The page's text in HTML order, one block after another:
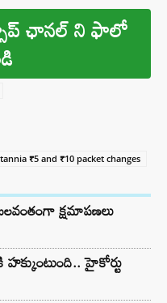
ఛానల్ ని ఫాలో
₹5 and ₹10 packet changes
క్షమాపణలు
హైకోర్టు